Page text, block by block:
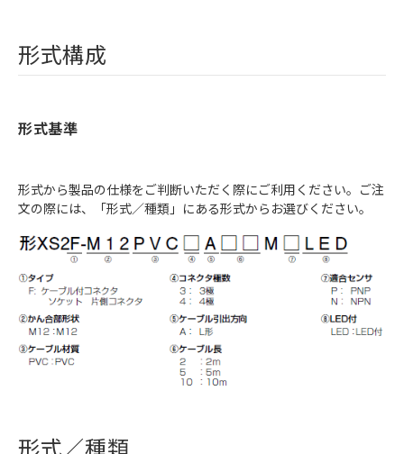
形式構成
形式基準
形式から製品の仕様をご判断いただく際にご利用ください。ご注
文の際には、「形式／種類」にある形式からお選びください。
形式／種類